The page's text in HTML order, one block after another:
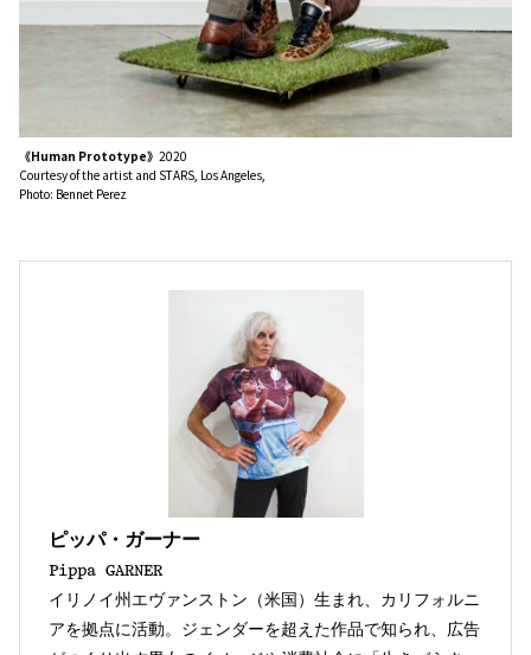
《Human Prototype》 2020
Courtesy of the artist and STARS, Los Angeles,
Photo: Bennet Perez
ピッパ・ガーナー
Pippa GARNER
イリノイ州エヴァンストン（米国）生まれ、カリフォルニ
アを拠点に活動。ジェンダーを超えた作品で知られ、広告